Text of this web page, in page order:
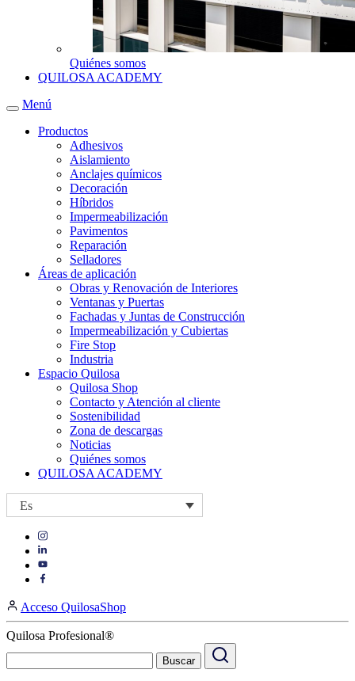
Quiénes somos
QUILOSA ACADEMY
Menú
Productos
Adhesivos
Aislamiento
Anclajes químicos
Decoración
Híbridos
Impermeabilización
Pavimentos
Reparación
Selladores
Áreas de aplicación
Obras y Renovación de Interiores
Ventanas y Puertas
Fachadas y Juntas de Construcción
Impermeabilización y Cubiertas
Fire Stop
Industria
Espacio Quilosa
Quilosa Shop
Contacto y Atención al cliente
Sostenibilidad
Zona de descargas
Noticias
Quiénes somos
QUILOSA ACADEMY
Es
Visit
https://www.instagram.com/quilosa_selena/
Visit
our
Visit
page
https://www.facebook.com/QuilosaSelenaIberia/
page
Acceso QuilosaShop
Quilosa Profesional®